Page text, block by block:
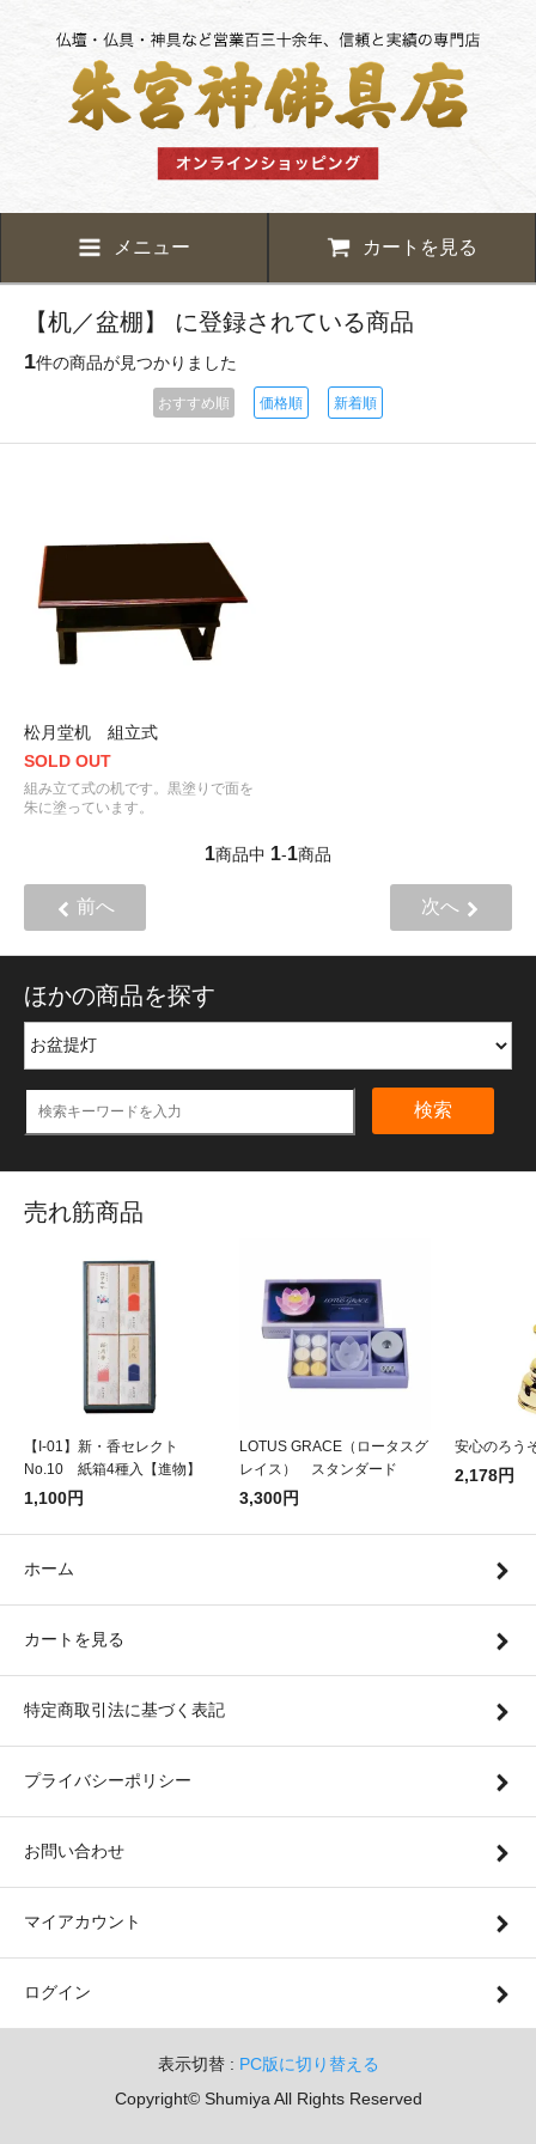
メニュー カートを見る
【机／盆棚】 に登録されている商品
1件の商品が見つかりました
おすすめ順 価格順 新着順
松月堂机 組立式
SOLD OUT
組み立て式の机です。黒塗りで面を
朱に塗っています。
1商品中 1-1商品
前へ 次へ
ほかの商品を探す
検索
売れ筋商品
【I-01】新・香セレクト
No.10 紙箱4種入【進物】
1,100円
LOTUS GRACE（ロータスグ
レイス） スタンダード
3,300円
安心のろう
2,178円
ホーム
カートを見る
特定商取引法に基づく表記
プライバシーポリシー
お問い合わせ
マイアカウント
ログイン
表示切替 : PC版に切り替える
Copyright© Shumiya All Rights Reserved